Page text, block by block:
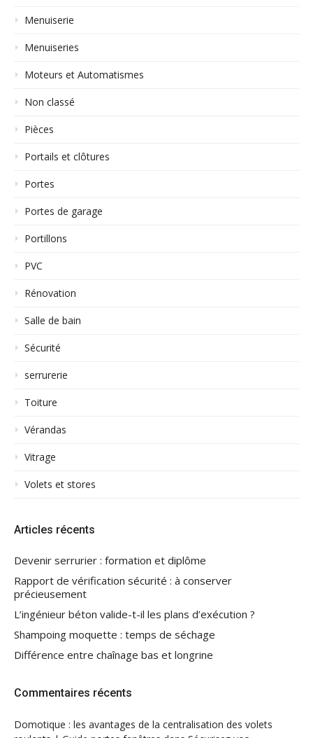
Menuiserie
Menuiseries
Moteurs et Automatismes
Non classé
Pièces
Portails et clôtures
Portes
Portes de garage
Portillons
PVC
Rénovation
Salle de bain
Sécurité
serrurerie
Toiture
Vérandas
Vitrage
Volets et stores
Articles récents
Devenir serrurier : formation et diplôme
Rapport de vérification sécurité : à conserver
précieusement
L’ingénieur béton valide-t-il les plans d’exécution ?
Shampoing moquette : temps de séchage
Différence entre chaînage bas et longrine
Commentaires récents
Domotique : les avantages de la centralisation des volets